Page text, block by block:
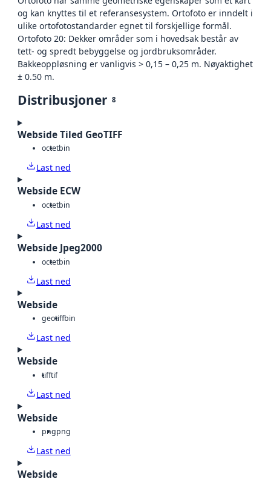
og kan knyttes til et referansesystem. Ortofoto er inndelt i
ulike ortofotostandarder egnet til forskjellige formål.
Ortofoto 20: Dekker områder som i hovedsak består av
tett- og spredt bebyggelse og jordbruksområder.
Bakkeoppløsning er vanligvis > 0,15 – 0,25 m. Nøyaktighet
± 0.50 m.
Distribusjoner 8
Webside Tiled GeoTIFF
octetbin
Last ned
Webside ECW
octetbin
Last ned
Webside Jpeg2000
octetbin
Last ned
Webside
geotiffbin
Last ned
Webside
tifftif
Last ned
Webside
pngpng
Last ned
Webside